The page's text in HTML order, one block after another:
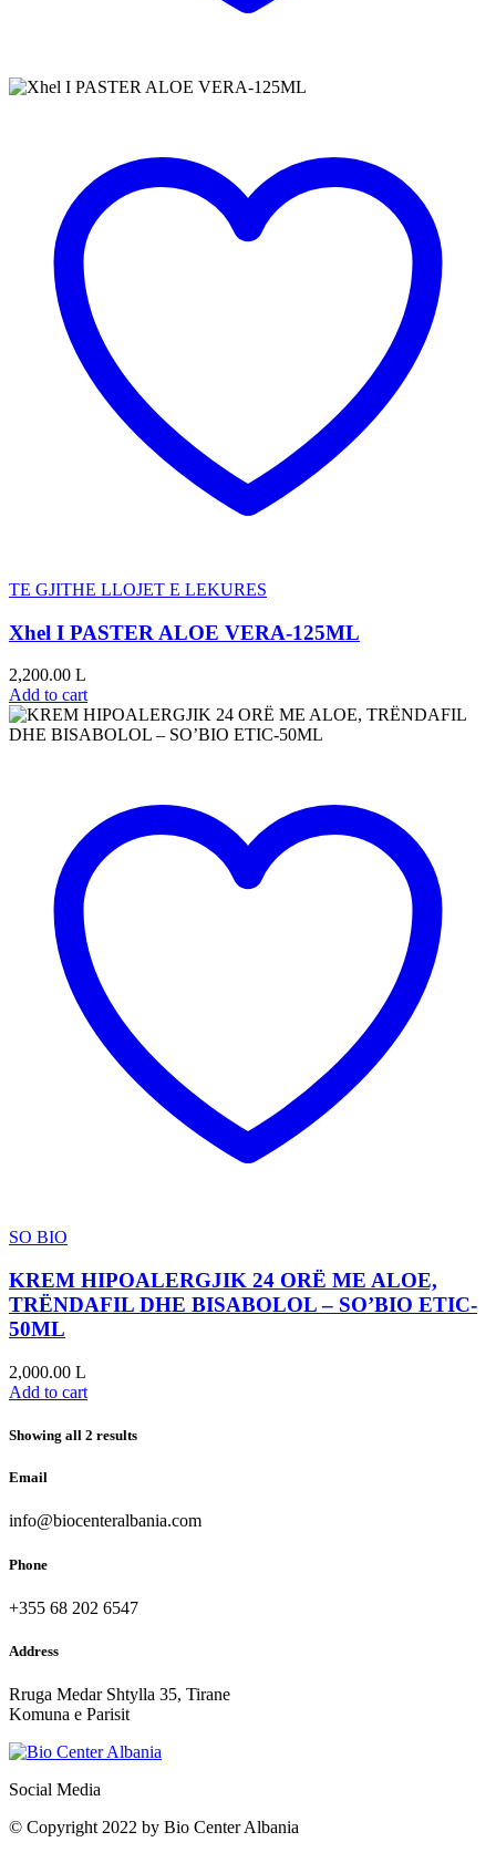
TE GJITHE LLOJET E LEKURES
Xhel I PASTER ALOE VERA-125ML
2,200.00 L
Add to cart
SO BIO
KREM HIPOALERGJIK 24 ORË ME ALOE,
TRËNDAFIL DHE BISABOLOL – SO’BIO ETIC-
50ML
2,000.00 L
Add to cart
Showing all 2 results
Email
info@biocenteralbania.com
Phone
+355 68 202 6547
Address
Rruga Medar Shtylla 35, Tirane
Komuna e Parisit
Social Media
© Copyright 2022 by Bio Center Albania